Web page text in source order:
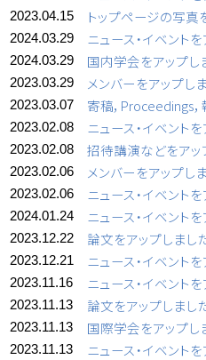
2023.04.15 トップページの写真
2024.03.29 ニュース・イベントを
2024.03.29 国内学会をアップし
2023.03.29 メンバーをアップしま
2023.03.07 寄稿，Proceedings
2023.02.08 ニュース・イベントを
2023.02.08 招待講演などをアッ
2023.02.06 メンバーをアップしま
2023.02.06 ニュース・イベントを
2024.01.24 ニュース・イベントを
2023.12.22 論文をアップしました
2023.12.21 ニュース・イベントを
2023.11.16 ニュース・イベントを
2023.11.13 論文をアップしました
2023.11.13 国際学会をアップし
2023.11.13 ニュース・イベントを